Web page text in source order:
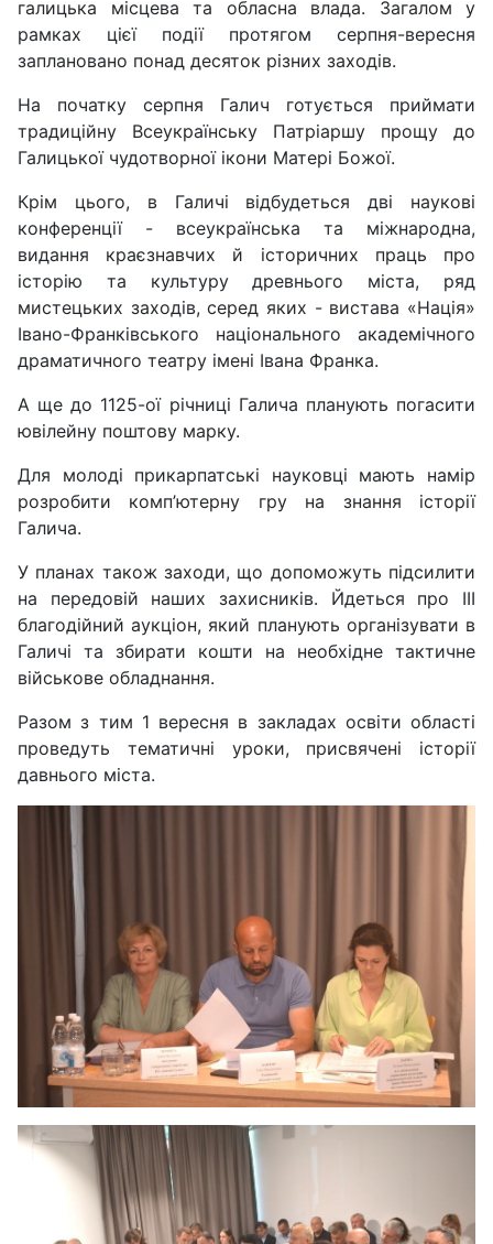
галицька місцева та обласна влада. Загалом у
рамках цієї події протягом серпня-вересня
заплановано понад десяток різних заходів.
На початку серпня Галич готується приймати
традиційну Всеукраїнську Патріаршу прощу до
Галицької чудотворної ікони Матері Божої.
Крім цього, в Галичі відбудеться дві наукові
конференції - всеукраїнська та міжнародна,
видання краєзнавчих й історичних праць про
історію та культуру древнього міста, ряд
мистецьких заходів, серед яких - вистава «Нація»
Івано-Франківського національного академічного
драматичного театру імені Івана Франка.
А ще до 1125-ої річниці Галича планують погасити
ювілейну поштову марку.
Для молоді прикарпатські науковці мають намір
розробити комп’ютерну гру на знання історії
Галича.
У планах також заходи, що допоможуть підсилити
на передовій наших захисників. Йдеться про ІІІ
благодійний аукціон, який планують організувати в
Галичі та збирати кошти на необхідне тактичне
військове обладнання.
Разом з тим 1 вересня в закладах освіти області
проведуть тематичні уроки, присвячені історії
давнього міста.